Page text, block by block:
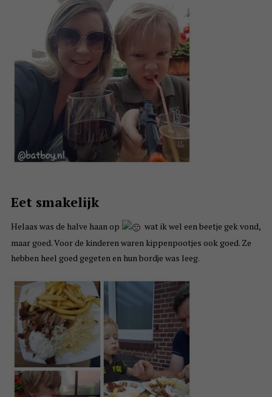
Eet smakelijk
Helaas was de halve haan op
wat ik wel een beetje gek vond,
maar goed. Voor de kinderen waren kippenpootjes ook goed. Ze
hebben heel goed gegeten en hun bordje was leeg.